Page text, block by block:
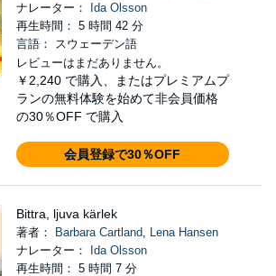
ナレーター：
Ida Olsson
再生時間： 5 時間 42 分
言語： スウェーデン語
レビューはまだありません。
￥2,240 で購入、またはプレミアムプ
ランの無料体験を始めて非会員価格
の30％OFF で購入
会員登録で30％OFF
Bittra, ljuva kärlek
著者： Barbara Cartland, Lena Hansen
ナレーター：
Ida Olsson
再生時間： 5 時間 7 分